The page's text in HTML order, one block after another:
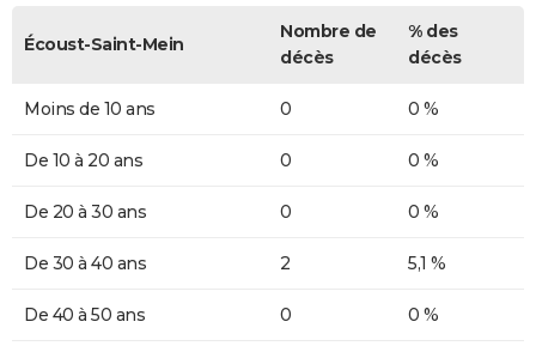
Écoust-Saint-Mein
Nombre de
décès
% des
décès
Moins de 10 ans 0 0 %
De 10 à 20 ans 0 0 %
De 20 à 30 ans 0 0 %
De 30 à 40 ans 2 5,1 %
De 40 à 50 ans 0 0 %